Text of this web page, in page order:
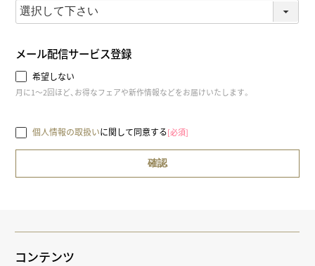
メール配信サービス登録
希望しない
月に1～2回ほど、お得なフェアや新作情報などをお届けいたします。
個人情報の取扱いに関して同意する[必須]
コンテンツ